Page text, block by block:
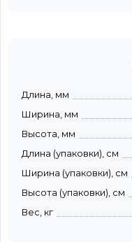
Длина, мм
Ширина, мм
Высота, мм
Длина (упаковки), см
Ширина (упаковки), см
Высота (упаковки), см
Вес, кг